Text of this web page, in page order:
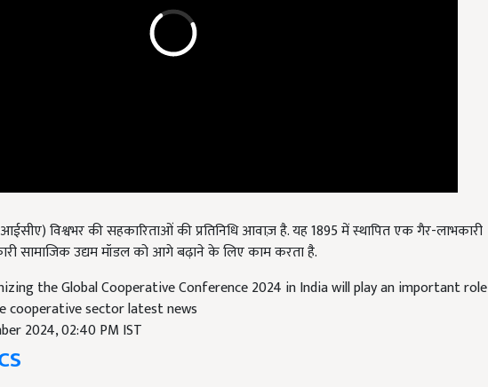
विश्वभर की सहकारिताओं की प्रतिनिधि आवाज़ है. यह 1895 में स्थापित एक गैर-लाभकारी
सामाजिक उद्यम मॉडल को आगे बढ़ाने के लिए काम करता है.
the Global Cooperative Conference 2024 in India will play an important role
cooperative sector latest news
2024, 02:40 PM IST